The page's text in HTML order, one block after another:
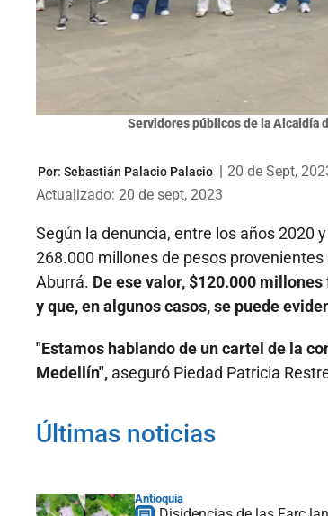
Servidores públicos de la Alcaldía
Por: Sebastián Palacio Palacio | 20 de Sept,
Actualizado: 20 de sept, 2023
Según la denuncia, entre los años 2020
268.000 millones de pesos provenientes
Aburrá. De ese valor, $120.000
y que, en algunos casos, se puede
"Estamos hablando de un cartel de la
Medellín", aseguró Piedad Patricia
Últimas noticias
Antioquia